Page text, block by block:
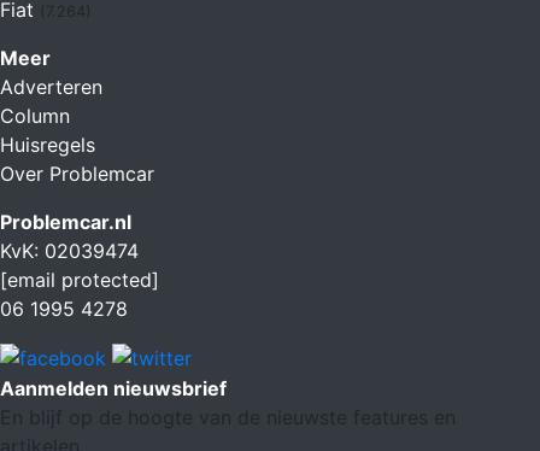
Fiat (7.264)
Meer
Adverteren
Column
Huisregels
Over Problemcar
Problemcar.nl
KvK: 02039474
[email protected]
06 1995 4278
Aanmelden nieuwsbrief
En blijf op de hoogte van de nieuwste features en